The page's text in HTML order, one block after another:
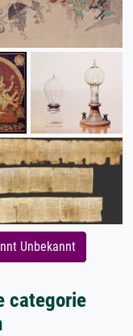
Unbekannt
categorie